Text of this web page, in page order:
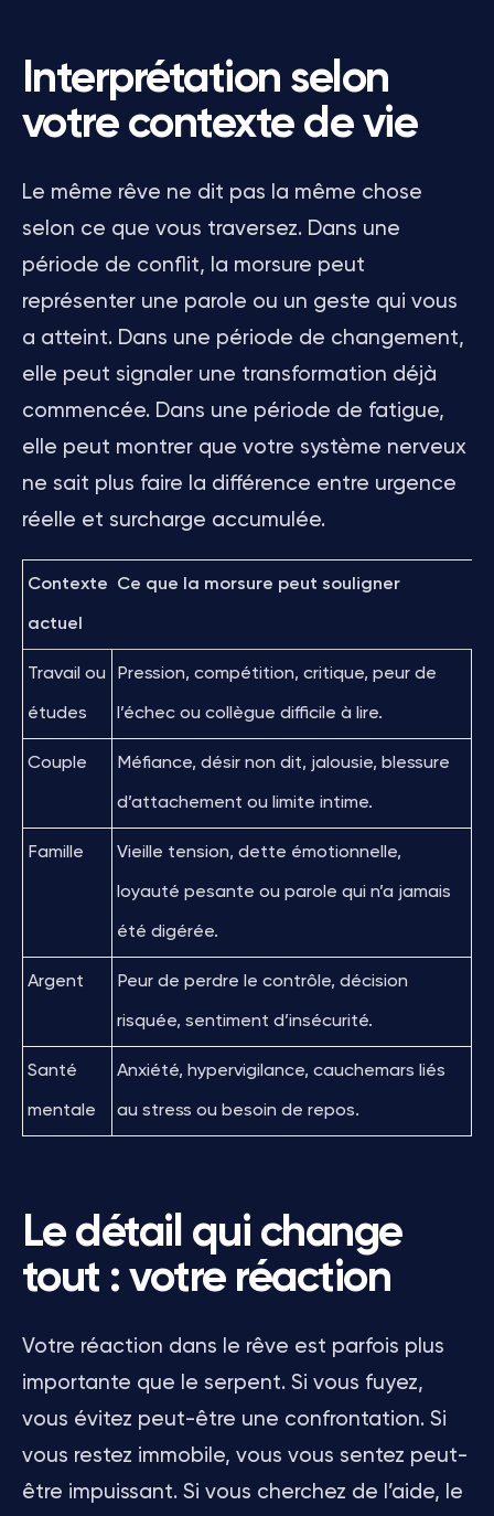
Interprétation selon
votre contexte de vie
Le même rêve ne dit pas la même chose
selon ce que vous traversez. Dans une
période de conflit, la morsure peut
représenter une parole ou un geste qui vous
a atteint. Dans une période de changement,
elle peut signaler une transformation déjà
commencée. Dans une période de fatigue,
elle peut montrer que votre système nerveux
ne sait plus faire la différence entre urgence
réelle et surcharge accumulée.
Contexte
actuel
Ce que la morsure peut souligner
Travail ou
études
Pression, compétition, critique, peur de
l’échec ou collègue difficile à lire.
Couple Méfiance, désir non dit, jalousie, blessure
d’attachement ou limite intime.
Famille Vieille tension, dette émotionnelle,
loyauté pesante ou parole qui n’a jamais
été digérée.
Argent Peur de perdre le contrôle, décision
risquée, sentiment d’insécurité.
Santé
mentale
Anxiété, hypervigilance, cauchemars liés
au stress ou besoin de repos.
Le détail qui change
tout : votre réaction
Votre réaction dans le rêve est parfois plus
importante que le serpent. Si vous fuyez,
vous évitez peut-être une confrontation. Si
vous restez immobile, vous vous sentez peut-
être impuissant. Si vous cherchez de l’aide, le